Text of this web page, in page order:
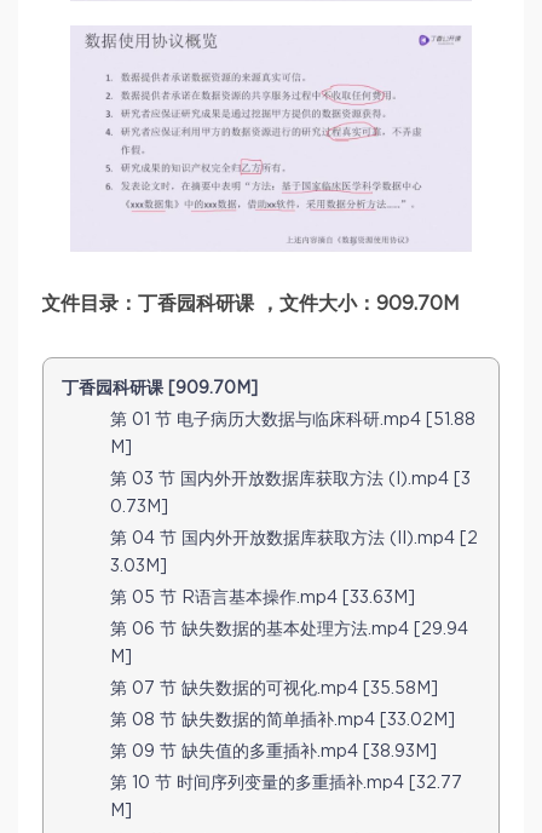
文件目录：丁香园科研课 ，文件大小：909.70M
丁香园科研课 [909.70M]
第 01 节 电子病历大数据与临床科研.mp4 [51.88
M]
第 03 节 国内外开放数据库获取方法 (I).mp4 [3
0.73M]
第 04 节 国内外开放数据库获取方法 (II).mp4 [2
3.03M]
第 05 节 R语言基本操作.mp4 [33.63M]
第 06 节 缺失数据的基本处理方法.mp4 [29.94
M]
第 07 节 缺失数据的可视化.mp4 [35.58M]
第 08 节 缺失数据的简单插补.mp4 [33.02M]
第 09 节 缺失值的多重插补.mp4 [38.93M]
第 10 节 时间序列变量的多重插补.mp4 [32.77
M]